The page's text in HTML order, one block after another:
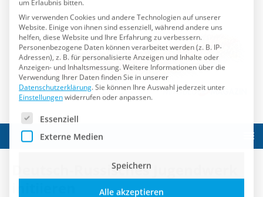
Deutsch-Russisches Jugendwerk
Wir verwenden Cookies und andere Technologien auf unserer
Website. Einige von ihnen sind essenziell, während andere uns
helfen, diese Website und Ihre Erfahrung zu verbessern.
Personenbezogene Daten können verarbeitet werden (z. B. IP-
Adressen), z. B. für personalisierte Anzeigen und Inhalte oder
Anzeigen- und Inhaltsmessung.Weitere Informationen über die
Verwendung Ihrer Daten finden Sie in unserer
Datenschutzerklärung. Sie können Ihre Auswahl jederzeit unter
Einstellungenwiderrufen oder anpassen.
Es folgt eine Liste der Service-Gruppen, für die eine
Externe Medien
Alle akzeptieren